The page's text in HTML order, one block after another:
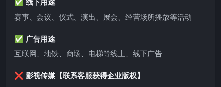
✅ 线下用途
赛事、会议、仪式、演出、展会、经营场所播放等活动
✅ 广告用途
互联网、地铁、商场、电梯等线上、线下广告
❌ 影视传媒【联系客服获得企业版权】